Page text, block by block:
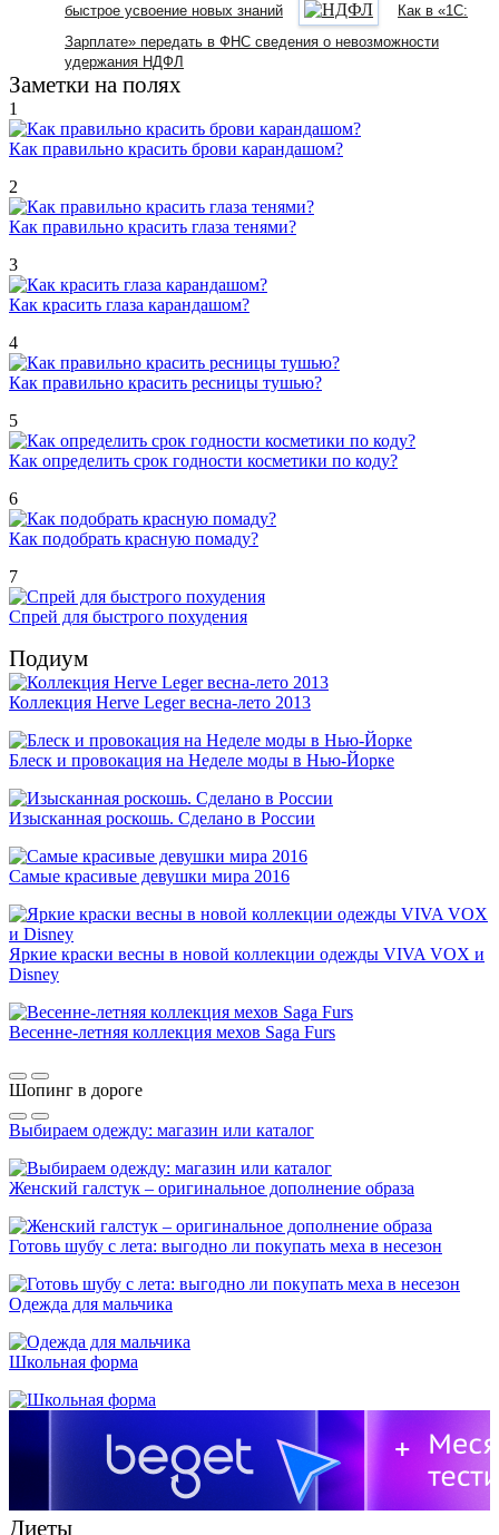
быстрое усвоение новых знаний
Как в «1С:
Зарплате» передать в ФНС сведения о невозможности
удержания НДФЛ
Заметки на полях
1
Как правильно красить брови карандашом?
2
Как правильно красить глаза тенями?
3
Как красить глаза карандашом?
4
Как правильно красить ресницы тушью?
5
Как определить срок годности косметики по коду?
6
Как подобрать красную помаду?
7
Спрей для быстрого похудения
Подиум
Коллекция Herve Leger весна-лето 2013
Блеск и провокация на Неделе моды в Нью-Йорке
Изысканная роскошь. Сделано в России
Самые красивые девушки мира 2016
Яркие краски весны в новой коллекции одежды VIVA VOX и
Disney
Весенне-летняя коллекция мехов Saga Furs
Шопинг в дороге
Выбираем одежду: магазин или каталог
Женский галстук – оригинальное дополнение образа
Готовь шубу с лета: выгодно ли покупать меха в несезон
Одежда для мальчика
Школьная форма
Диеты